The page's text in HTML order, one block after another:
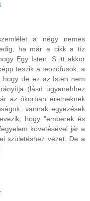
a négy nemes
ha már a cikk a tíz
Egy Isten. S itt akkor
teszik a teozófusok, a
hogy de ez az Isten nem
(lásd ugyanehhez
az ókorban eretneknek
vannak egyezések
hogy "emberek és
követésével jár a
születéshez vezet. De a